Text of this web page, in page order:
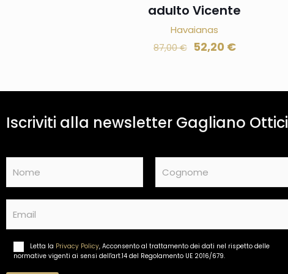
adulto Vicente
Havaianas
87,00€ 52,20 €
Iscriviti alla newsletter Gagliano Ottici
m
Nome Cognome
a
Letta la Privacy Policy, Acconsento al trattamento dei dati nel rispetto delle
normative vigenti ai sensi dell'art.14 del Regolamento UE 2016/679.